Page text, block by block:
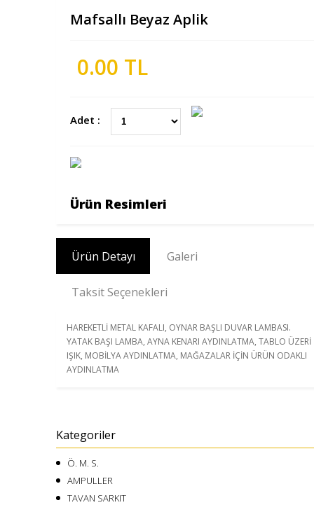
Mafsallı Beyaz Aplik
0.00 TL
Adet :
Ürün Resimleri
Ürün Detayı Galeri
Taksit Seçenekleri
HAREKETLİ METAL KAFALI, OYNAR BAŞLI DUVAR LAMBASI.
YATAK BAŞI LAMBA, AYNA KENARI AYDINLATMA, TABLO ÜZERİ
IŞIK, MOBİLYA AYDINLATMA, MAĞAZALAR İÇİN ÜRÜN ODAKLI
AYDINLATMA
Kategoriler
Ö. M. S.
AMPULLER
TAVAN SARKIT